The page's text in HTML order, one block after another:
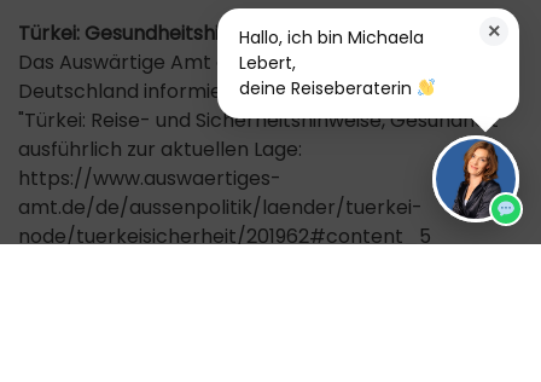
Türkei: Gesundheitshinweise des Auswärtigen Amts
Das Auswärtige Amt der Bundesrepublik
Deutschland informiert auf seiner Website unter
"Türkei: Reise- und Sicherheitshinweise, Gesundheit"
ausführlich zur aktuellen Lage:
https://www.auswaertiges-
amt.de/de/aussenpolitik/laender/tuerkei-
node/tuerkeisicherheit/201962#content_5
×
Hallo, ich bin Michaela
Lebert,
deine Reiseberaterin